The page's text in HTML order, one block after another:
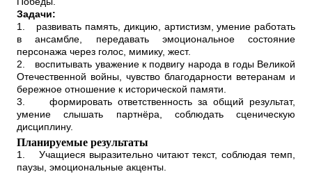
Задачи:
1.
развивать память, дикцию, артистизм, умение работать
в ансамбле, передавать эмоциональное состояние
персонажа через голос, мимику, жест.
2.
воспитывать уважение к подвигу народа в годы Великой
Отечественной войны, чувство благодарности ветеранам и
бережное отношение к исторической памяти.
3.
формировать ответственность за общий результат,
умение слышать партнёра, соблюдать сценическую
дисциплину.
Планируемые результаты
1.
Учащиеся выразительно читают текст, соблюдая темп,
паузы, эмоциональные акценты.